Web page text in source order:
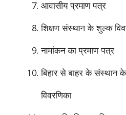
आवासीय प्रमाण पत्र
शिक्षण संस्थान के शुल्क
नामांकन का प्रमाण पत्र
बिहार से बाहर के संस्थान
विवरणिका